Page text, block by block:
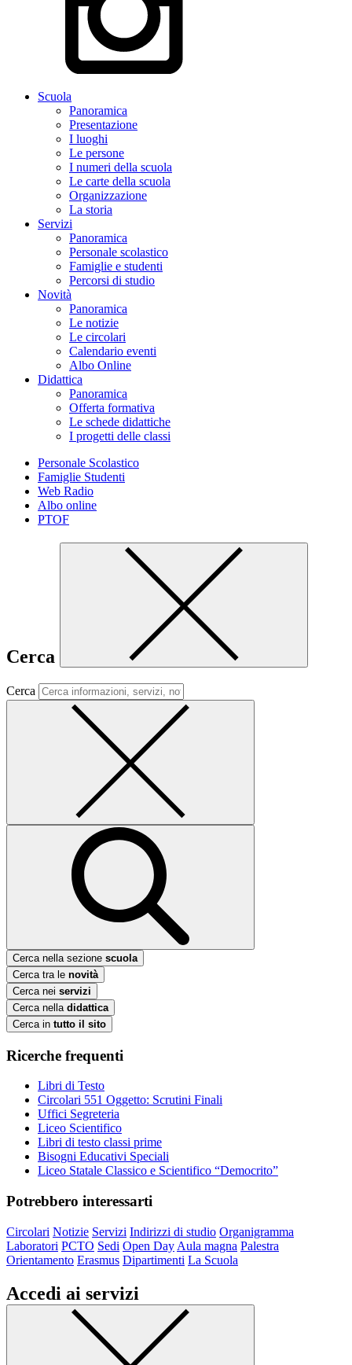
Scuola
Panoramica
Presentazione
I luoghi
Le persone
I numeri della scuola
Le carte della scuola
Organizzazione
La storia
Servizi
Panoramica
Personale scolastico
Famiglie e studenti
Percorsi di studio
Novità
Panoramica
Le notizie
Le circolari
Calendario eventi
Albo Online
Didattica
Panoramica
Offerta formativa
Le schede didattiche
I progetti delle classi
Personale Scolastico
Famiglie Studenti
Web Radio
Albo online
PTOF
Cerca
Cerca
Cerca nella sezione scuola
Cerca tra le novità
Cerca nei servizi
Cerca nella didattica
Cerca in tutto il sito
Ricerche frequenti
Libri di Testo
Circolari 551 Oggetto: Scrutini Finali
Uffici Segreteria
Liceo Scientifico
Libri di testo classi prime
Bisogni Educativi Speciali
Liceo Statale Classico e Scientifico “Democrito”
Potrebbero interessarti
Circolari Notizie Servizi Indirizzi di studio Organigramma
Laboratori PCTO Sedi Open Day Aula magna Palestra
Orientamento Erasmus Dipartimenti La Scuola
Accedi ai servizi